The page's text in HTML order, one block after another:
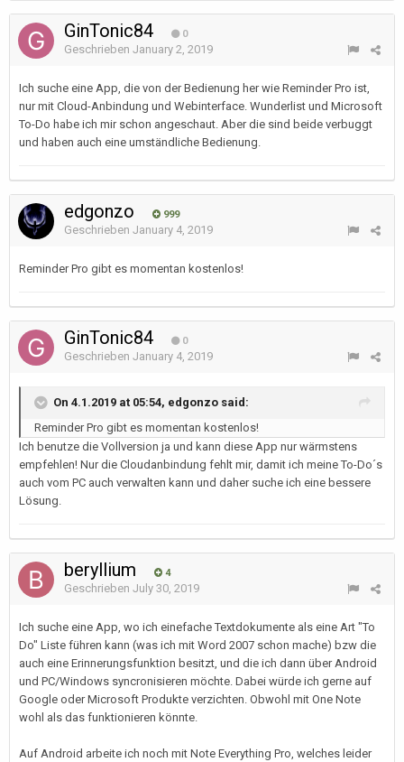
GinTonic84 0
Geschrieben January 2, 2019
Ich suche eine App, die von der Bedienung her wie Reminder Pro ist,
nur mit Cloud-Anbindung und Webinterface. Wunderlist und Microsoft
To-Do habe ich mir schon angeschaut. Aber die sind beide verbuggt
und haben auch eine umständliche Bedienung.
edgonzo 999
Geschrieben January 4, 2019
Reminder Pro gibt es momentan kostenlos!
GinTonic84 0
Geschrieben January 4, 2019
On 4.1.2019 at 05:54, edgonzo said:
Reminder Pro gibt es momentan kostenlos!
Ich benutze die Vollversion ja und kann diese App nur wärmstens
empfehlen! Nur die Cloudanbindung fehlt mir, damit ich meine To-Do´s
auch vom PC auch verwalten kann und daher suche ich eine bessere
Lösung.
beryllium 4
Geschrieben July 30, 2019
Ich suche eine App, wo ich einefache Textdokumente als eine Art "To
Do" Liste führen kann (was ich mit Word 2007 schon mache) bzw die
auch eine Erinnerungsfunktion besitzt, und die ich dann über Android
und PC/Windows syncronisieren möchte. Dabei würde ich gerne auf
Google oder Microsoft Produkte verzichten. Obwohl mit One Note
wohl als das funktionieren könnte.
Auf Android arbeite ich noch mit Note Everything Pro, welches leider